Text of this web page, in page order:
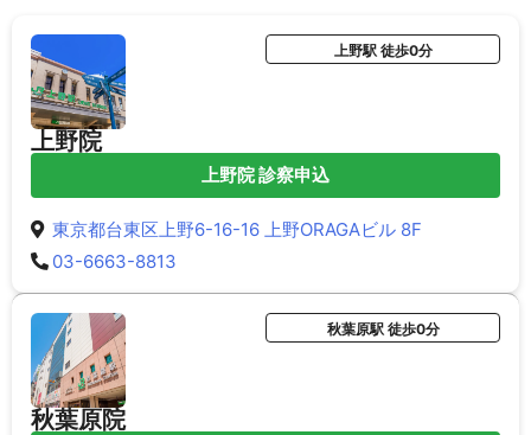
上野院
上野駅 徒歩0分
上野院 診察申込
東京都台東区上野6-16-16 上野ORAGAビル 8F
03-6663-8813
秋葉原院
秋葉原駅 徒歩0分